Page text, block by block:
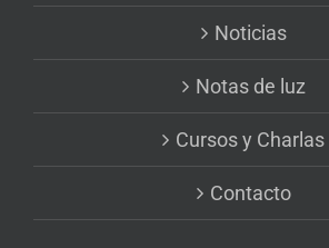
Noticias
Notas de luz
Cursos y Charlas
Contacto